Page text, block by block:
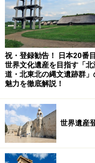
東南アジア各地の文化
の文化は、クメールの
美しい古都を完成させ
（現在のミャンマー）
ような廃墟を残すのみ
祝・登録勧告！ 日本20番
世界文化遺産を目指す「北
道・北東北の縄文遺跡群」
魅力を徹底解説！
世界遺産